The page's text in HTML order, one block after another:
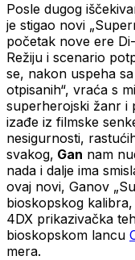
Posle dugog
je stigao novi
početak nove ere
Režiju i scenario
se, nakon uspeha sa
otpisanih“, vraća s
superherojski žanr i
izađe iz filmske
nesigurnosti,
svakog, Gan nam
nada i dalje ima
ovaj novi, Ganov
bioskopskog
4DX prikazivačka
bioskopskom lancu
mera.